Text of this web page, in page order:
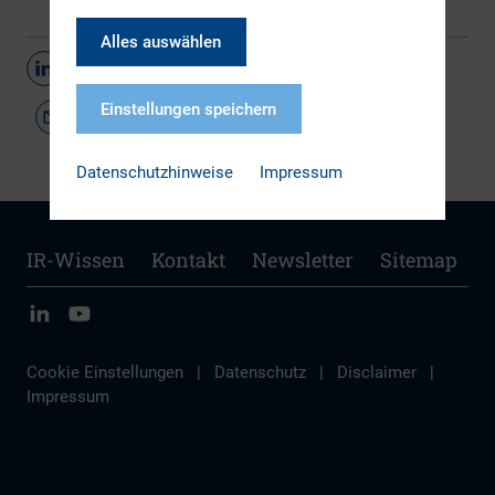
Teilen
IR-Wissen Kontakt Newsletter Sitemap
Cookie Einstellungen | Datenschutz | Disclaimer
|
Impressum
Alles auswählen
Einstellungen speichern
Datenschutzhinweise Impressum